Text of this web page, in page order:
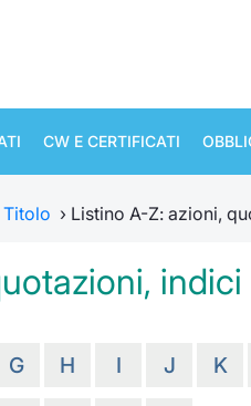
CW E CERTIFICATI
Titolo › Listino A-Z: azioni,
indici
G H I J K